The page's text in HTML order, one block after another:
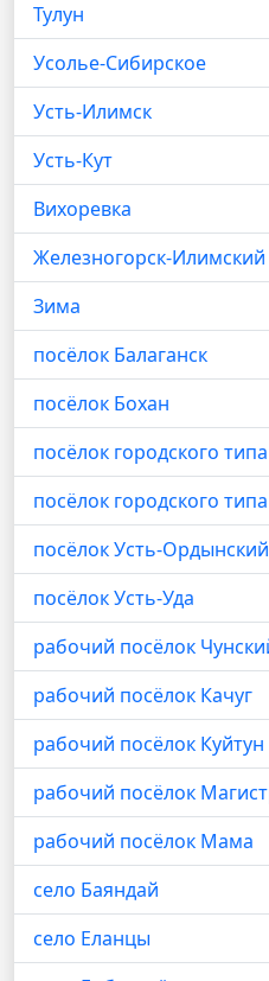
Тулун
Усолье-Сибирское
Усть-Илимск
Усть-Кут
Вихоревка
Железногорск-Илимский
Зима
посёлок Балаганск
посёлок Бохан
посёлок городского
посёлок городского
посёлок Усть-Ордынский
посёлок Усть-Уда
рабочий посёлок
рабочий посёлок Качуг
рабочий посёлок Куйтун
рабочий посёлок
рабочий посёлок Мама
село Баяндай
село Еланцы